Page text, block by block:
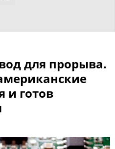
для прорыва.
и готов